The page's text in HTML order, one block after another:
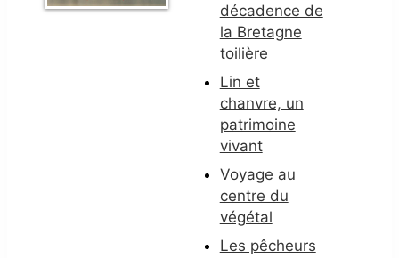
décadence de
la Bretagne
toilière
Lin et
chanvre, un
patrimoine
vivant
Voyage au
centre du
végétal
Les pêcheurs